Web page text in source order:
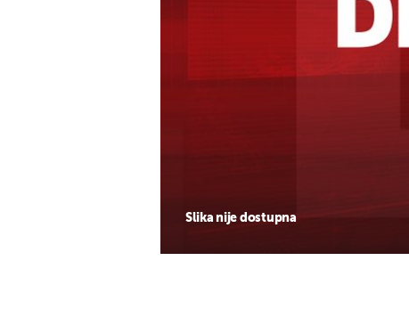
Slika nije dostupna